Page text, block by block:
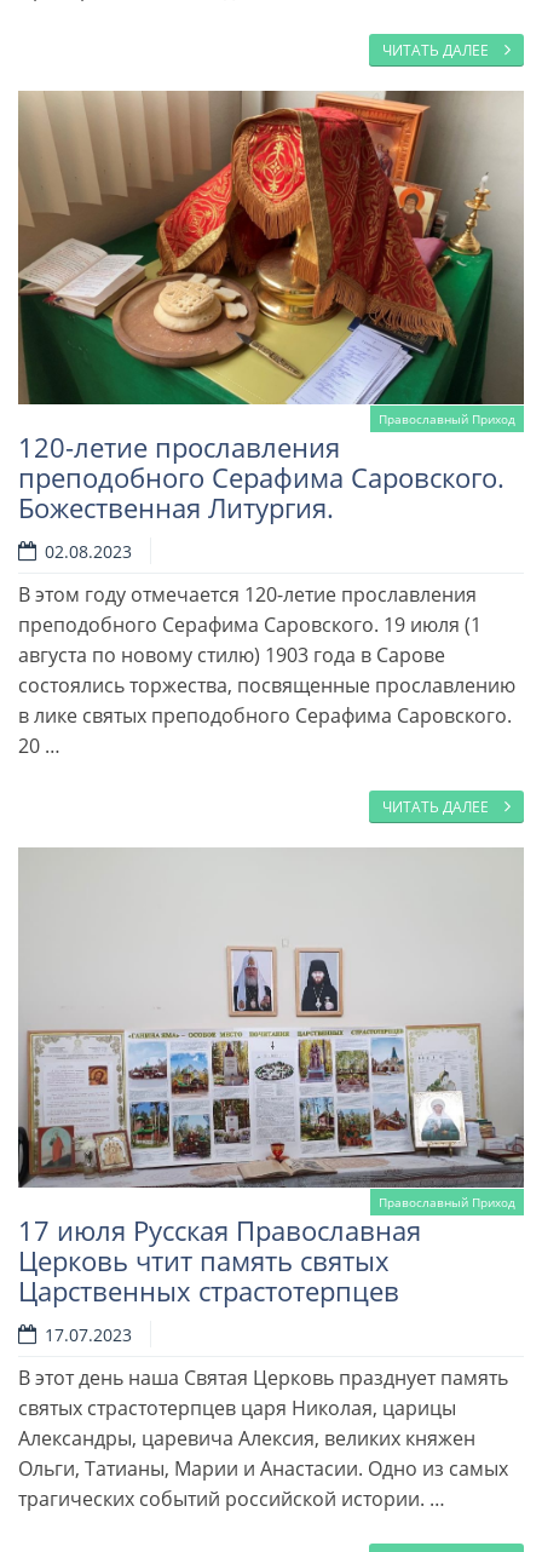
ЧИТАТЬ ДАЛЕЕ
Православный Приход
120-летие прославления
преподобного Серафима Саровского.
Божественная Литургия.
02.08.2023
В этом году отмечается 120-летие прославления
преподобного Серафима Саровского. 19 июля (1
августа по новому стилю) 1903 года в Сарове
состоялись торжества, посвященные прославлению
в лике святых преподобного Серафима Саровского.
20 …
ЧИТАТЬ ДАЛЕЕ
Православный Приход
17 июля Русская Православная
Церковь чтит память святых
Царственных страстотерпцев
17.07.2023
В этот день наша Святая Церковь празднует память
святых страстотерпцев царя Николая, царицы
Александры, царевича Алексия, великих княжен
Ольги, Татианы, Марии и Анастасии. Одно из самых
трагических событий российской истории. …